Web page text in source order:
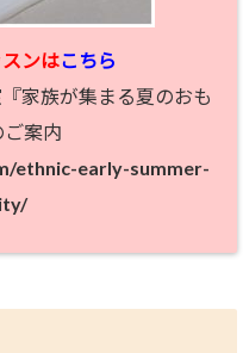
ンはこちら
家族が集まる夏のおも
案内
ethnic-early-summer-